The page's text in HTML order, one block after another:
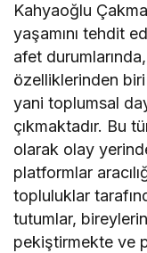
Kahyaoğlu
yaşamını tehdit
afet
özelliklerinden
yani toplumsal
çıkmaktadır. Bu
olarak olay
platformlar
topluluklar
tutumlar,
pekiştirmekte ve